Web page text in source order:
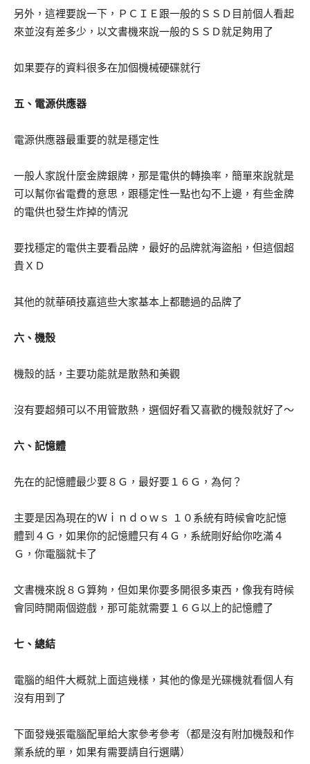
另外，這裡要說一下，ＰＣＩＥ跟一般的ＳＳＤ目前個人看起
來並沒有差多少，以文書機來說一般的ＳＳＤ就足夠用了
如果要存的資料很多在加個機械硬碟就行
五、電源供應器
電源供應器最重要的就是穩定性
一般人家說什麼金牌銀牌，那是電供的轉換率，簡單來說就是
可以幫你省電費的意思，跟穩定性一點也勾不上邊，有些金牌
的電供也發生炸掉的情況
要找穩定的電供主要看品牌，最好的品牌就海盜船，但這個超
貴ＸＤ
其他的就華碩技嘉這些大家基本上都聽過的品牌了
六、機殼
機殼的話，主要功能就是散熱和美觀
沒有要超頻可以不用管散熱，選個好看又喜歡的機殼就好了～
六、記憶體
先在的記憶體最少要８Ｇ，最好要１６Ｇ，為何？
主要是因為現在的Ｗｉｎｄｏｗｓ １０系統有時候會吃記憶
體到４Ｇ，如果你的記憶體只有４Ｇ，系統剛好給你吃滿４
Ｇ，你電腦就卡了
文書機來說８Ｇ算夠，但如果你要多開很多東西，像我有時候
會同時開兩個遊戲，那可能就需要１６Ｇ以上的記憶體了
七、總結
電腦的組件大概就上面這幾樣，其他的像是光碟機就看個人有
沒有用到了
下面發幾張電腦配單給大家參考參考（都是沒有附加機殼和作
業系統的單，如果有需要請自行選購）